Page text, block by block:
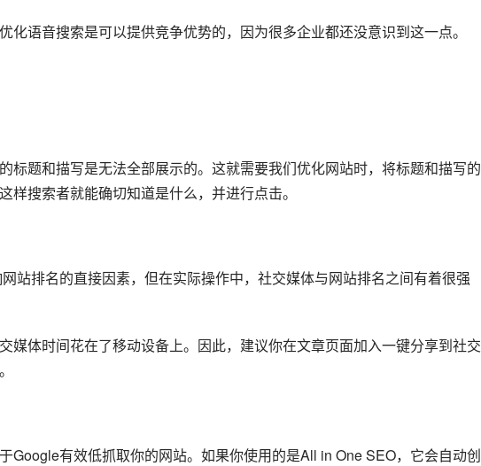
化语音搜索是可以提供竞争优势的，因为很多企业都还没意识到这一点。
标题和描写是无法全部展示的。这就需要我们优化网站时，将标题和描写的
样搜索者就能确切知道是什么，并进行点击。
站排名的直接因素，但在实际操作中，社交媒体与网站排名之间有着很强
媒体时间花在了移动设备上。因此，建议你在文章页面加入一键分享到社交
Google有效低抓取你的网站。如果你使用的是All in One SEO，它会自动创